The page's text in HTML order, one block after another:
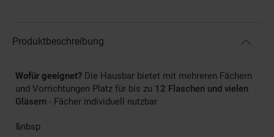
Produktbeschreibung
Wofür geeignet? Die Hausbar bietet mit mehreren Fächern
und Vorrichtungen Platz für bis zu 12 Flaschen und vielen
Gläsern - Fächer individuell nutzbar
&nbsp